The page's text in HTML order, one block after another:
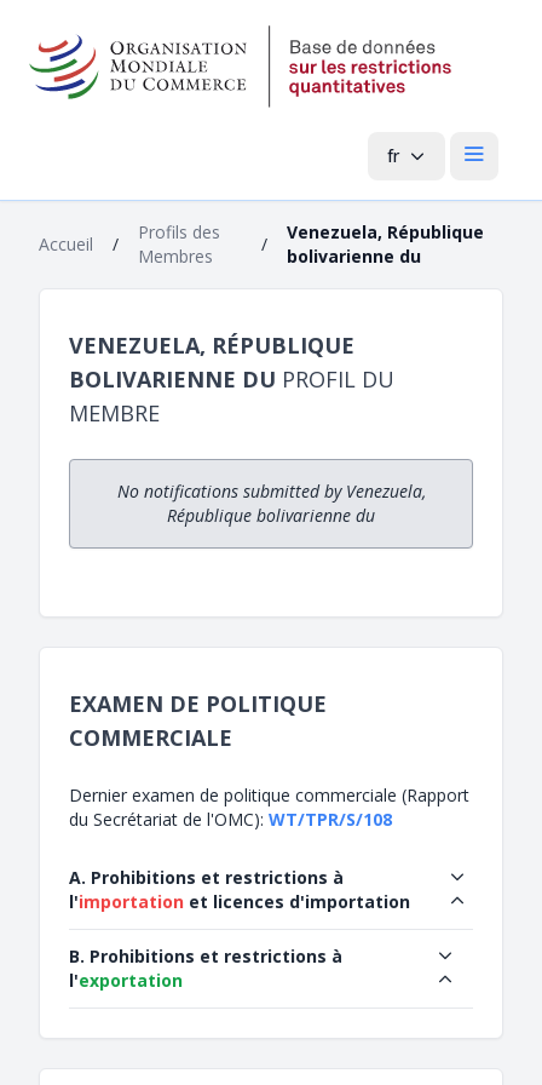
fr Menu
Accueil /
Profils des
Membres
/
Venezuela, République
bolivarienne du
VENEZUELA, RÉPUBLIQUE
BOLIVARIENNE DU PROFIL DU
MEMBRE
No notifications submitted by Venezuela,
République bolivarienne du
EXAMEN DE POLITIQUE
COMMERCIALE
Dernier examen de politique commerciale (Rapport
du Secrétariat de l'OMC): WT/TPR/S/108
A. Prohibitions et restrictions à
l'importation et licences d'importation
B. Prohibitions et restrictions à
l'exportation